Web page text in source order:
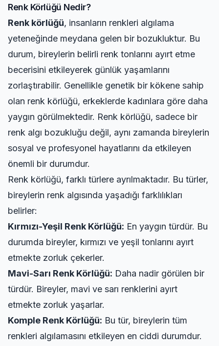
Renk Körlüğü Nedir?
Renk körlüğü, insanların renkleri algılama
yeteneğinde meydana gelen bir bozukluktur. Bu
durum, bireylerin belirli renk tonlarını ayırt etme
becerisini etkileyerek günlük yaşamlarını
zorlaştırabilir. Genellikle genetik bir kökene sahip
olan renk körlüğü, erkeklerde kadınlara göre daha
yaygın görülmektedir. Renk körlüğü, sadece bir
renk algı bozukluğu değil, aynı zamanda bireylerin
sosyal ve profesyonel hayatlarını da etkileyen
önemli bir durumdur.
Renk körlüğü, farklı türlere ayrılmaktadır. Bu türler,
bireylerin renk algısında yaşadığı farklılıkları
belirler:
Kırmızı-Yeşil Renk Körlüğü: En yaygın türdür. Bu
durumda bireyler, kırmızı ve yeşil tonlarını ayırt
etmekte zorluk çekerler.
Mavi-Sarı Renk Körlüğü: Daha nadir görülen bir
türdür. Bireyler, mavi ve sarı renklerini ayırt
etmekte zorluk yaşarlar.
Komple Renk Körlüğü: Bu tür, bireylerin tüm
renkleri algılamasını etkileyen en ciddi durumdur.